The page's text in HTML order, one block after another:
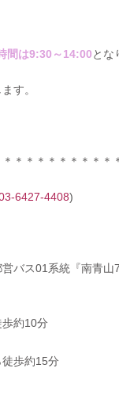
間は9:30～14:00とな
す。
＊＊＊＊＊＊＊＊＊
6427-4408)
バス01系統『南青山
約10分
約15分